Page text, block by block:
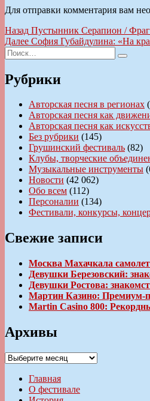
Для отправки комментария вам
Навигация
по
записям
Назад Предыдущая
запись:
Пустынник Серапион /
Далее Следующая
София Губайдулина: «На
Искать:
Поиск
Рубрики
Авторская песня в регионах
Авторская песня как
Авторская песня как
Без рубрики (145)
Грушинский фестиваль (82)
Клубы, творческие
Музыкальные инструменты
Новости (42 062)
Обо всем (112)
Персоналии (134)
Фестивали, конкурсы,
Свежие записи
Москва Махачкала
Девушки Березовский:
Девушки Ростова:
Мартин Казино: Премиум-
Martin Casino 800:
Архивы
Архивы
Главная
О фестивале